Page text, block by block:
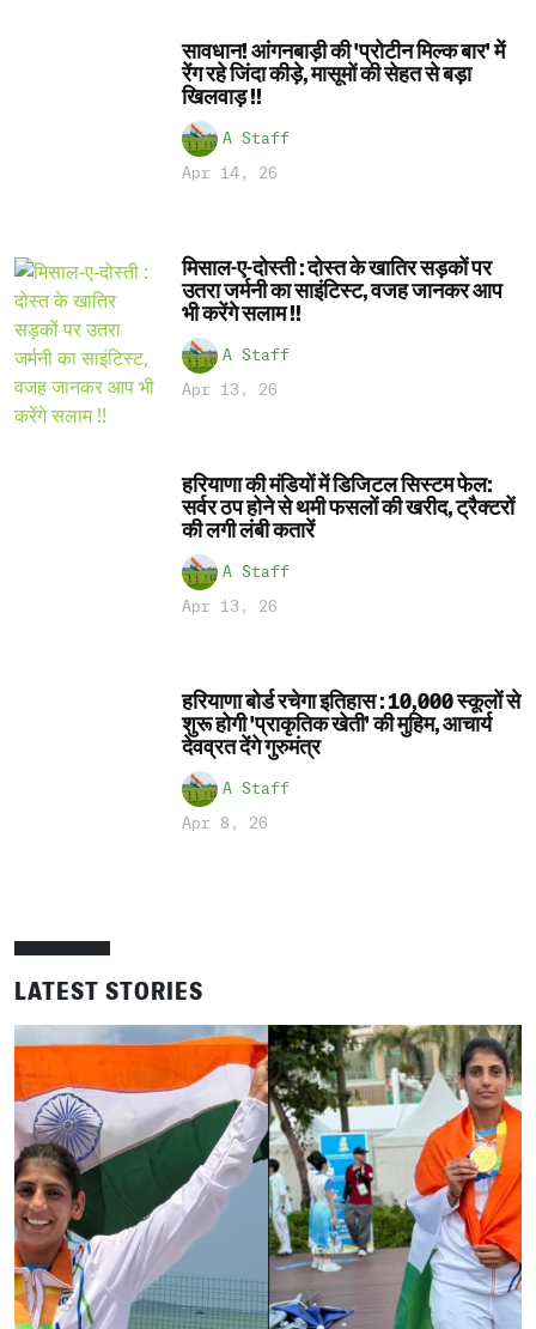
सावधान! आंगनबाड़ी की 'प्रोटीन मिल्क बार' में
रेंग रहे जिंदा कीड़े, मासूमों की सेहत से बड़ा
खिलवाड़ !!
A Staff
Apr 14, 26
मिसाल-ए-दोस्ती : दोस्त के खातिर सड़कों पर
उतरा जर्मनी का साइंटिस्ट, वजह जानकर आप
भी करेंगे सलाम !!
A Staff
Apr 13, 26
हरियाणा की मंडियों में डिजिटल सिस्टम फेल:
सर्वर ठप होने से थमी फसलों की खरीद, ट्रैक्टरों
की लगी लंबी कतारें
A Staff
Apr 13, 26
हरियाणा बोर्ड रचेगा इतिहास : 10,000 स्कूलों से
शुरू होगी 'प्राकृतिक खेती' की मुहिम, आचार्य
देवव्रत देंगे गुरुमंत्र
A Staff
Apr 8, 26
LATEST STORIES